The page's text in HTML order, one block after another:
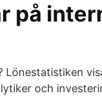
på
Lönestatistiken
och